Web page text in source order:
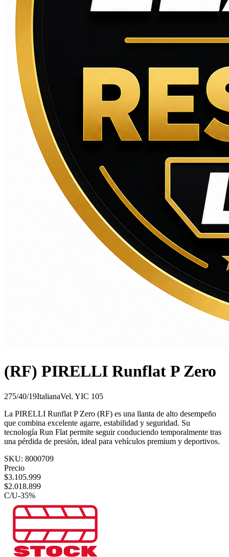
(RF) PIRELLI Runflat P Zero
275/40/19ItalianaVel. YIC 105
La PIRELLI Runflat P Zero (RF) es una llanta de alto desempeño
que combina excelente agarre, estabilidad y seguridad. Su
tecnología Run Flat permite seguir conduciendo temporalmente tras
una pérdida de presión, ideal para vehículos premium y deportivos.
SKU: 8000709
Precio
$3.105.999
$2.018.899
C/U-35%